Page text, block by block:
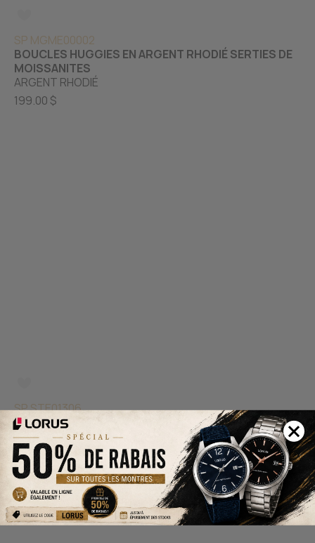
SP MGME00002
BOUCLES HUGGIES EN ARGENT RHODIÉ SERTIES DE
MOISSANITES
ARGENT RHODIÉ
199.00 $
SP STE01306
BOUCLES HUGGIES EN ARGENT RHODIÉ SERTIES DE
CUBIQUES ZIRCONIAS
ARGENT RHODIÉ
94.95 $